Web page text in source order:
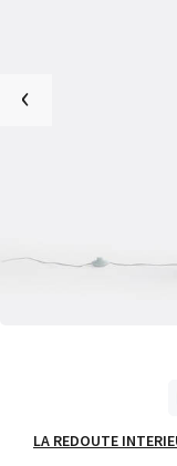
‹
LA REDOUTE